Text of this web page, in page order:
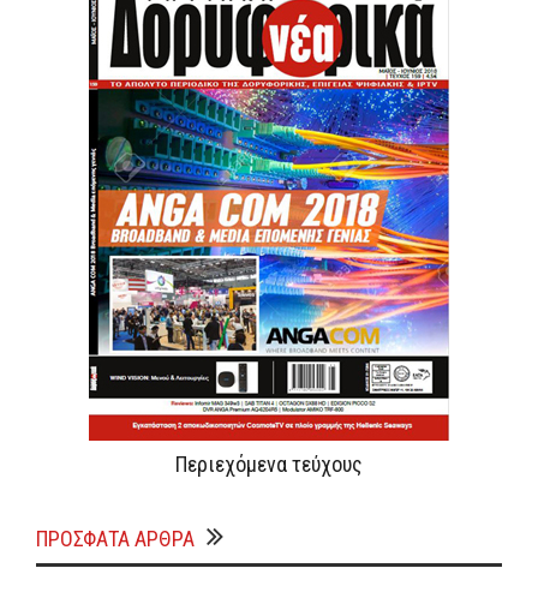
Περιεχόμενα τεύχους
ΠΡΌΣΦΑΤΑ ΆΡΘΡΑ